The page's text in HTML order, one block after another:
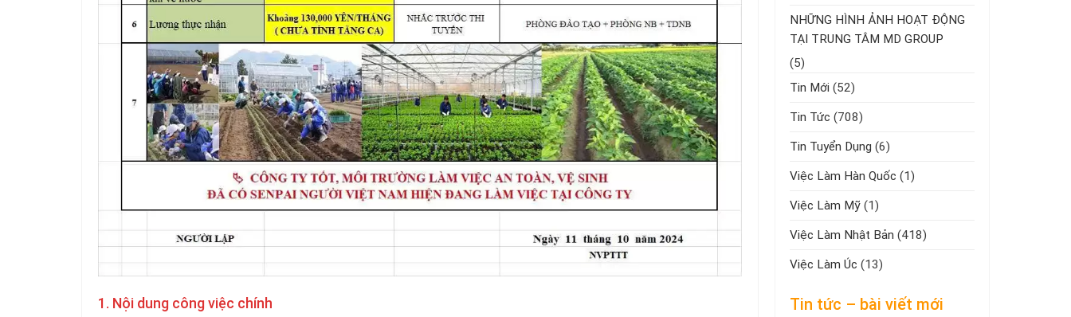
1. Nội dung công việc chính
NHỮNG HÌNH ẢNH HOẠT ĐỘNG
TẠI TRUNG TÂM MD GROUP
(5)
Tin Mới (52)
Tin Tức (708)
Tin Tuyển Dụng (6)
Việc Làm Hàn Quốc (1)
Việc Làm Mỹ (1)
Việc Làm Nhật Bản (418)
Việc Làm Úc (13)
Tin tức – bài viết mới